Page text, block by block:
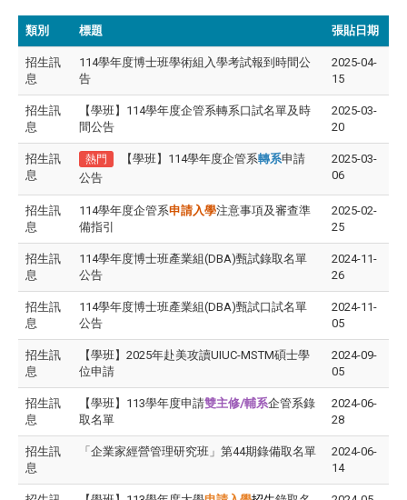
類別 標題 張貼日期
招生訊
息
114學年度博士班學術組入學考試報到時間公
告
2025-04-
15
招生訊
息
【學班】114學年度企管系轉系口試名單及時
間公告
2025-03-
20
招生訊
息
熱門 【學班】114學年度企管系轉系申請
公告
2025-03-
06
招生訊
息
114學年度企管系申請入學注意事項及審查準
備指引
2025-02-
25
招生訊
息
114學年度博士班產業組(DBA)甄試錄取名單
公告
2024-11-
26
招生訊
息
114學年度博士班產業組(DBA)甄試口試名單
公告
2024-11-
05
招生訊
息
【學班】2025年赴美攻讀UIUC-MSTM碩士學
位申請
2024-09-
05
招生訊
息
【學班】113學年度申請雙主修/輔系企管系錄
取名單
2024-06-
28
招生訊
息
「企業家經營管理研究班」第44期錄備取名單
2024-06-
14